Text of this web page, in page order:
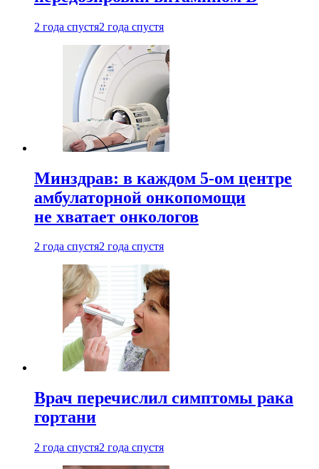
2 года спустя2 года спустя
Минздрав: в каждом 5-ом центре
амбулаторной онкопомощи
не хватает онкологов
2 года спустя2 года спустя
Врач перечислил симптомы рака
гортани
2 года спустя2 года спустя